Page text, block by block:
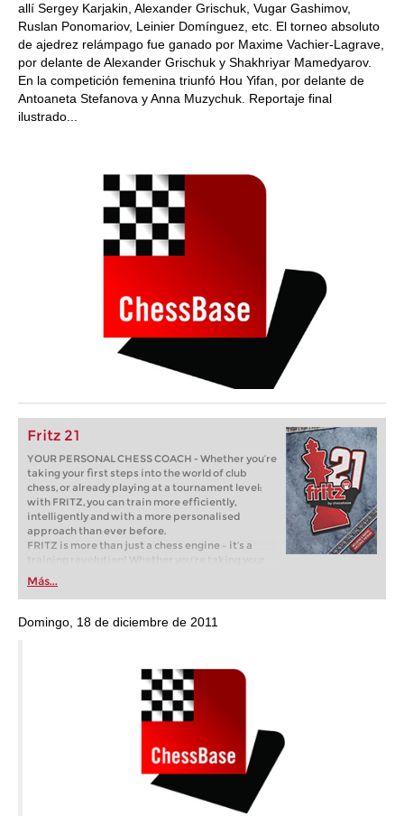
allí Sergey Karjakin, Alexander Grischuk, Vugar Gashimov,
Ruslan Ponomariov, Leinier Domínguez, etc. El torneo absoluto
de ajedrez relámpago fue ganado por Maxime Vachier-Lagrave,
por delante de Alexander Grischuk y Shakhriyar Mamedyarov.
En la competición femenina triunfó Hou Yifan, por delante de
Antoaneta Stefanova y Anna Muzychuk. Reportaje final
ilustrado...
Fritz 21
YOUR PERSONAL CHESS COACH - Whether you’re
taking your first steps into the world of club
chess, or already playing at a tournament level:
with FRITZ, you can train more efficiently,
intelligently and with a more personalised
approach than ever before.
FRITZ is more than just a chess engine – it’s a
training revolution! Whether you’re taking your
first steps into the world of club chess, or already
playing at a tournament level: with FRITZ, you can
train more efficiently, intelligently and with a
more personalised approach than ever before.
Más...
Domingo, 18 de diciembre de 2011